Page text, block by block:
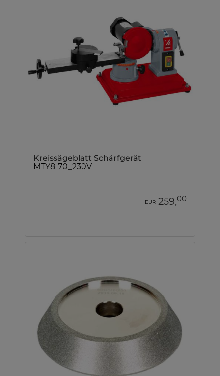
Kreissägeblatt Schärfgerät
MTY8-70_230V
EUR 259,00